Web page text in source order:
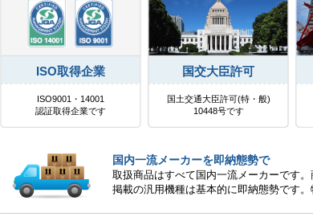
ISO取得企業
ISO9001・14001
認証取得企業です
国交大臣許可
国土交通大臣許可(特・般)
10448号です
国内一流メーカーを即納態勢で
取扱商品はすべて国内一流メーカーです
掲載の汎用機種は基本的に即納態勢です